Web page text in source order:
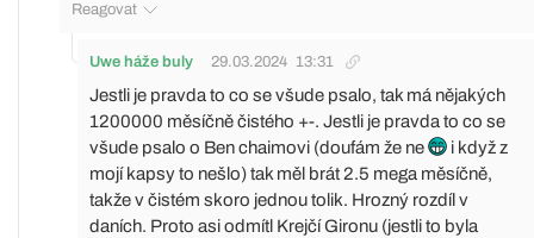
Reagovat
Uwe háže buly 29.03.2024 13:31
Jestli je pravda to co se všude psalo, tak má nějakých
1200000 měsíčně čistého +-. Jestli je pravda to co se
všude psalo o Ben chaimovi (doufám že ne
i když z
mojí kapsy to nešlo) tak měl brát 2.5 mega měsíčně,
takže v čistém skoro jednou tolik. Hrozný rozdíl v
daních. Proto asi odmítl Krejčí Gironu (jestli to byla